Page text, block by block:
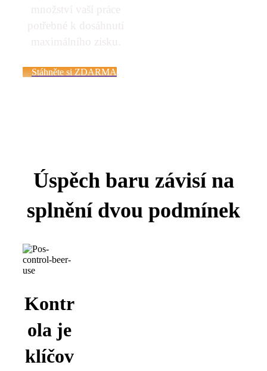
Stáhněte si ZDARMA
Úspěch baru závisí na
splnění dvou podmínek
Kontr
ola je
klíčov